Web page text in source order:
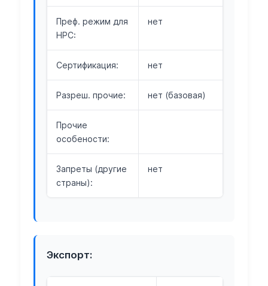
Преф. режим для
НРС:
нет
Сертификация: нет
Разреш. прочие: нет (базовая)
Прочие
особености:
Запреты (другие
страны):
нет
Экспорт: